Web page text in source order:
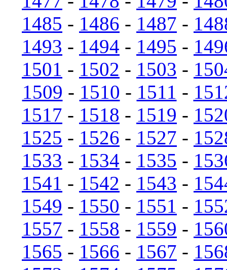
1485 - 1486 - 1487 -
1493 - 1494 - 1495 -
1501 - 1502 - 1503 -
1509 - 1510 - 1511 -
1517 - 1518 - 1519 -
1525 - 1526 - 1527 -
1533 - 1534 - 1535 -
1541 - 1542 - 1543 -
1549 - 1550 - 1551 -
1557 - 1558 - 1559 -
1565 - 1566 - 1567 -